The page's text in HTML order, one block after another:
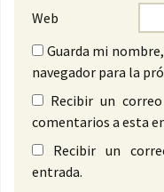
Web
Guarda mi
navegador para la
Recibir un
comentarios a esta
Recibir un
entrada.